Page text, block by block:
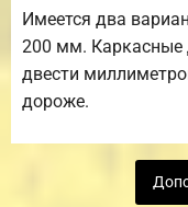
Имеется два
200 мм. Каркасные
двести
дороже.